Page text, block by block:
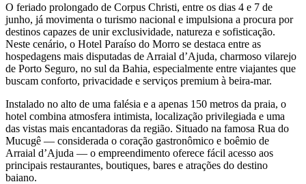
O feriado prolongado de Corpus Christi, entre os dias 4 e 7 de
junho, já movimenta o turismo nacional e impulsiona a procura por
destinos capazes de unir exclusividade, natureza e sofisticação.
Neste cenário, o Hotel Paraíso do Morro se destaca entre as
hospedagens mais disputadas de Arraial d’Ajuda, charmoso vilarejo
de Porto Seguro, no sul da Bahia, especialmente entre viajantes que
buscam conforto, privacidade e serviços premium à beira-mar.
Instalado no alto de uma falésia e a apenas 150 metros da praia, o
hotel combina atmosfera intimista, localização privilegiada e uma
das vistas mais encantadoras da região. Situado na famosa Rua do
Mucugê — considerada o coração gastronômico e boêmio de
Arraial d’Ajuda — o empreendimento oferece fácil acesso aos
principais restaurantes, boutiques, bares e atrações do destino
baiano.